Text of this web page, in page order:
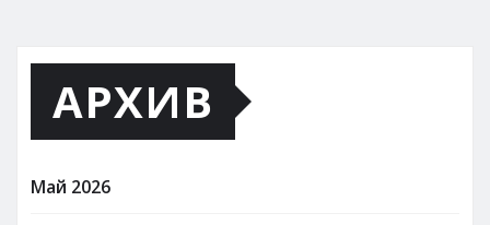
АРХИВ
Май 2026